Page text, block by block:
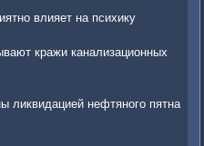
влияет на психику
кражи канализационных
ликвидацией нефтяного пятна